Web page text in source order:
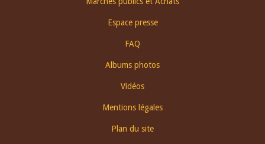
Espace presse
FAQ
Albums photos
Vidéos
Mentions légales
Plan du site